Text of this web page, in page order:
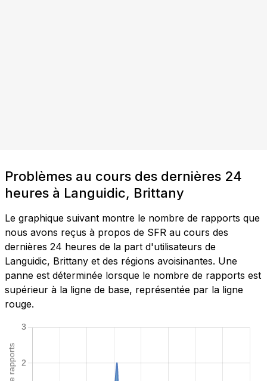
Problèmes au cours des dernières 24
heures à Languidic, Brittany
Le graphique suivant montre le nombre de rapports que
nous avons reçus à propos de SFR au cours des
dernières 24 heures de la part d'utilisateurs de
Languidic, Brittany et des régions avoisinantes. Une
panne est déterminée lorsque le nombre de rapports est
supérieur à la ligne de base, représentée par la ligne
rouge.